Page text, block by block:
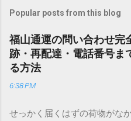
Popular posts from this blog
福山通運の問い合わせ完
跡・再配達・電話番号ま
る方法
6:38 PM
せっかく届くはずの荷物がな